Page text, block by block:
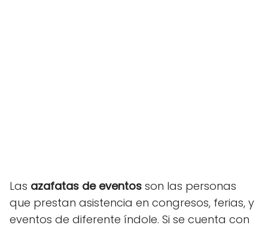
Las azafatas de eventos son las personas
que prestan asistencia en congresos, ferias, y
eventos de diferente índole. Si se cuenta con